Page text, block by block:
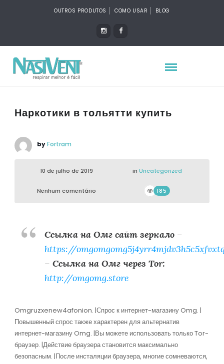
OUTROS PRODUTOS COMO USAR BLOG
Наркотики в тольятти купить
byFortram
10 de julho de 2019 in Uncategorized
Nenhum comentário 185
Ссылка на Омг сайт зеркало–
https://
– Ссылка на Омг через Tor:
http://omgomg.store
Omgruzxenew4afonion. |Спрос к интернет-магазину Omg. |
Повышенный спрос также характерен для альтернатив
интернет-магазину Omg. |Вы можете использовать только Tor-
браузер. |Действие браузера становится максимально
безопасным. |После инсталяции браузера, многие сомневаются,